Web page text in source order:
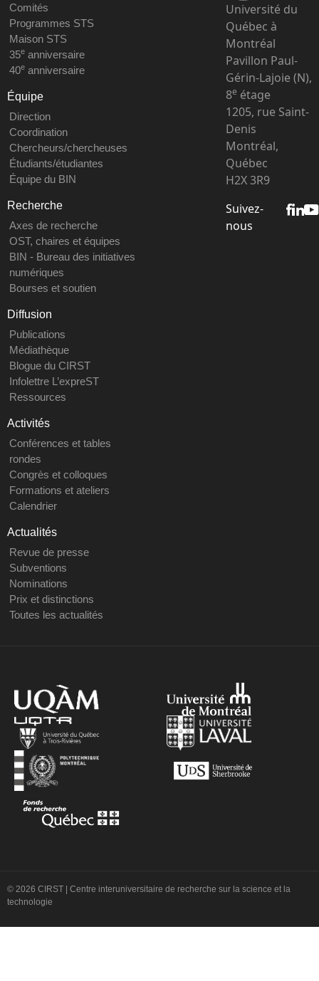
Comités
Programmes STS
Maison STS
35eanniversaire
40eanniversaire
Équipe
Direction
Coordination
Chercheurs/chercheuses
Étudiants/étudiantes
Équipe du BIN
Recherche
Axes de recherche
OST, chaires et équipes
BIN - Bureau des initiatives
numériques
Bourses et soutien
Diffusion
Publications
Médiathèque
Blogue du CIRST
Infolettre L’expreST
Ressources
Activités
Conférences et tables
rondes
Congrès et colloques
Formations et ateliers
Calendrier
Actualités
Revue de presse
Subventions
Nominations
Prix et distinctions
Toutes les actualités
Université du
Québec à
Montréal
Pavillon Paul-
Gérin-Lajoie (N),
8e étage
1205, rue Saint-
Denis
Montréal,
Québec
H2X 3R9
Suivez-
nous
© 2026 CIRST | Centre interuniversitaire de recherche sur la science et la
technologie